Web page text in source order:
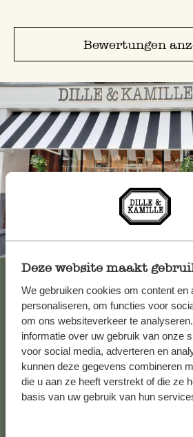
Deze website maakt
We gebruiken cookies om content en
personaliseren, om functies voor
om ons websiteverkeer te
informatie over uw gebruik van onze
voor social media, adverteren en
kunnen deze gegevens combineren
die u aan ze heeft verstrekt of die ze
basis van uw gebruik van hun
Bewertungen
Immer in der
Alle 62 Geschäfte anzeigen
Falls Sie Fragen haben oder Tipps und
Sie sich bitte an unseren
die Antworten aufhäufig gestellte